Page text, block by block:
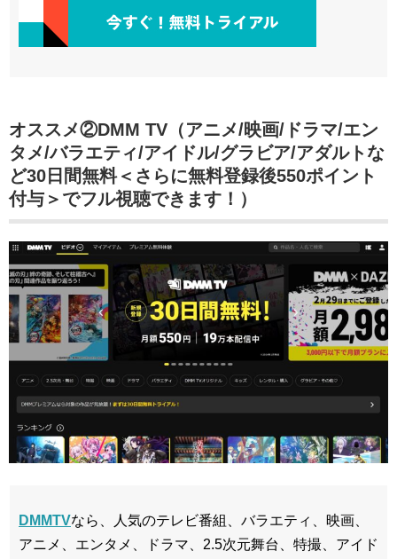
オススメ②DMM TV（アニメ/映画/ドラマ/エン
タメ/バラエティ/アイドル/グラビア/アダルトな
ど30日間無料＜さらに無料登録後550ポイント
付与＞でフル視聴できます！）
DMMTVなら、人気のテレビ番組、バラエティ、映画、
アニメ、エンタメ、ドラマ、2.5次元舞台、特撮、アイド